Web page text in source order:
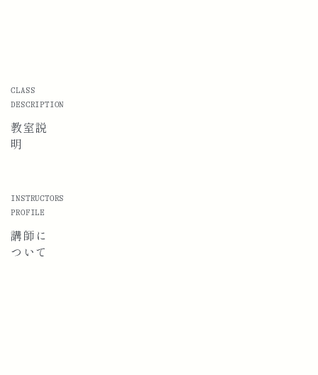
CLASS
DESCRIPTION
教室説
明
INSTRUCTORS
PROFILE
講師に
ついて